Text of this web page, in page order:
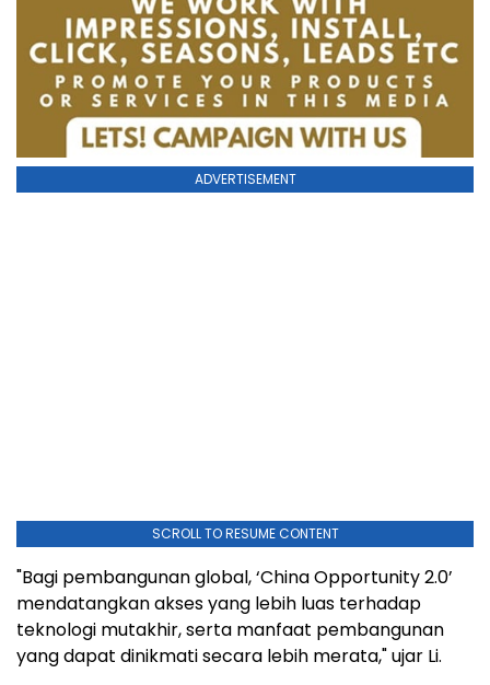
ADVERTISEMENT
SCROLL TO RESUME CONTENT
"Bagi pembangunan global, ‘China Opportunity 2.0’
mendatangkan akses yang lebih luas terhadap
teknologi mutakhir, serta manfaat pembangunan
yang dapat dinikmati secara lebih merata," ujar Li.